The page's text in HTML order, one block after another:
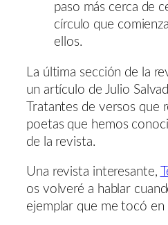
paso más cerca de
círculo que
ellos.
La última sección de la
un artículo de Julio
Tratantes de versos
poetas que hemos
de la revista.
Una revista interesante,
os volveré a hablar
ejemplar que me tocó